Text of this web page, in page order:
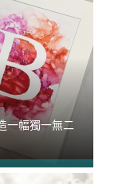
一幅獨一無二